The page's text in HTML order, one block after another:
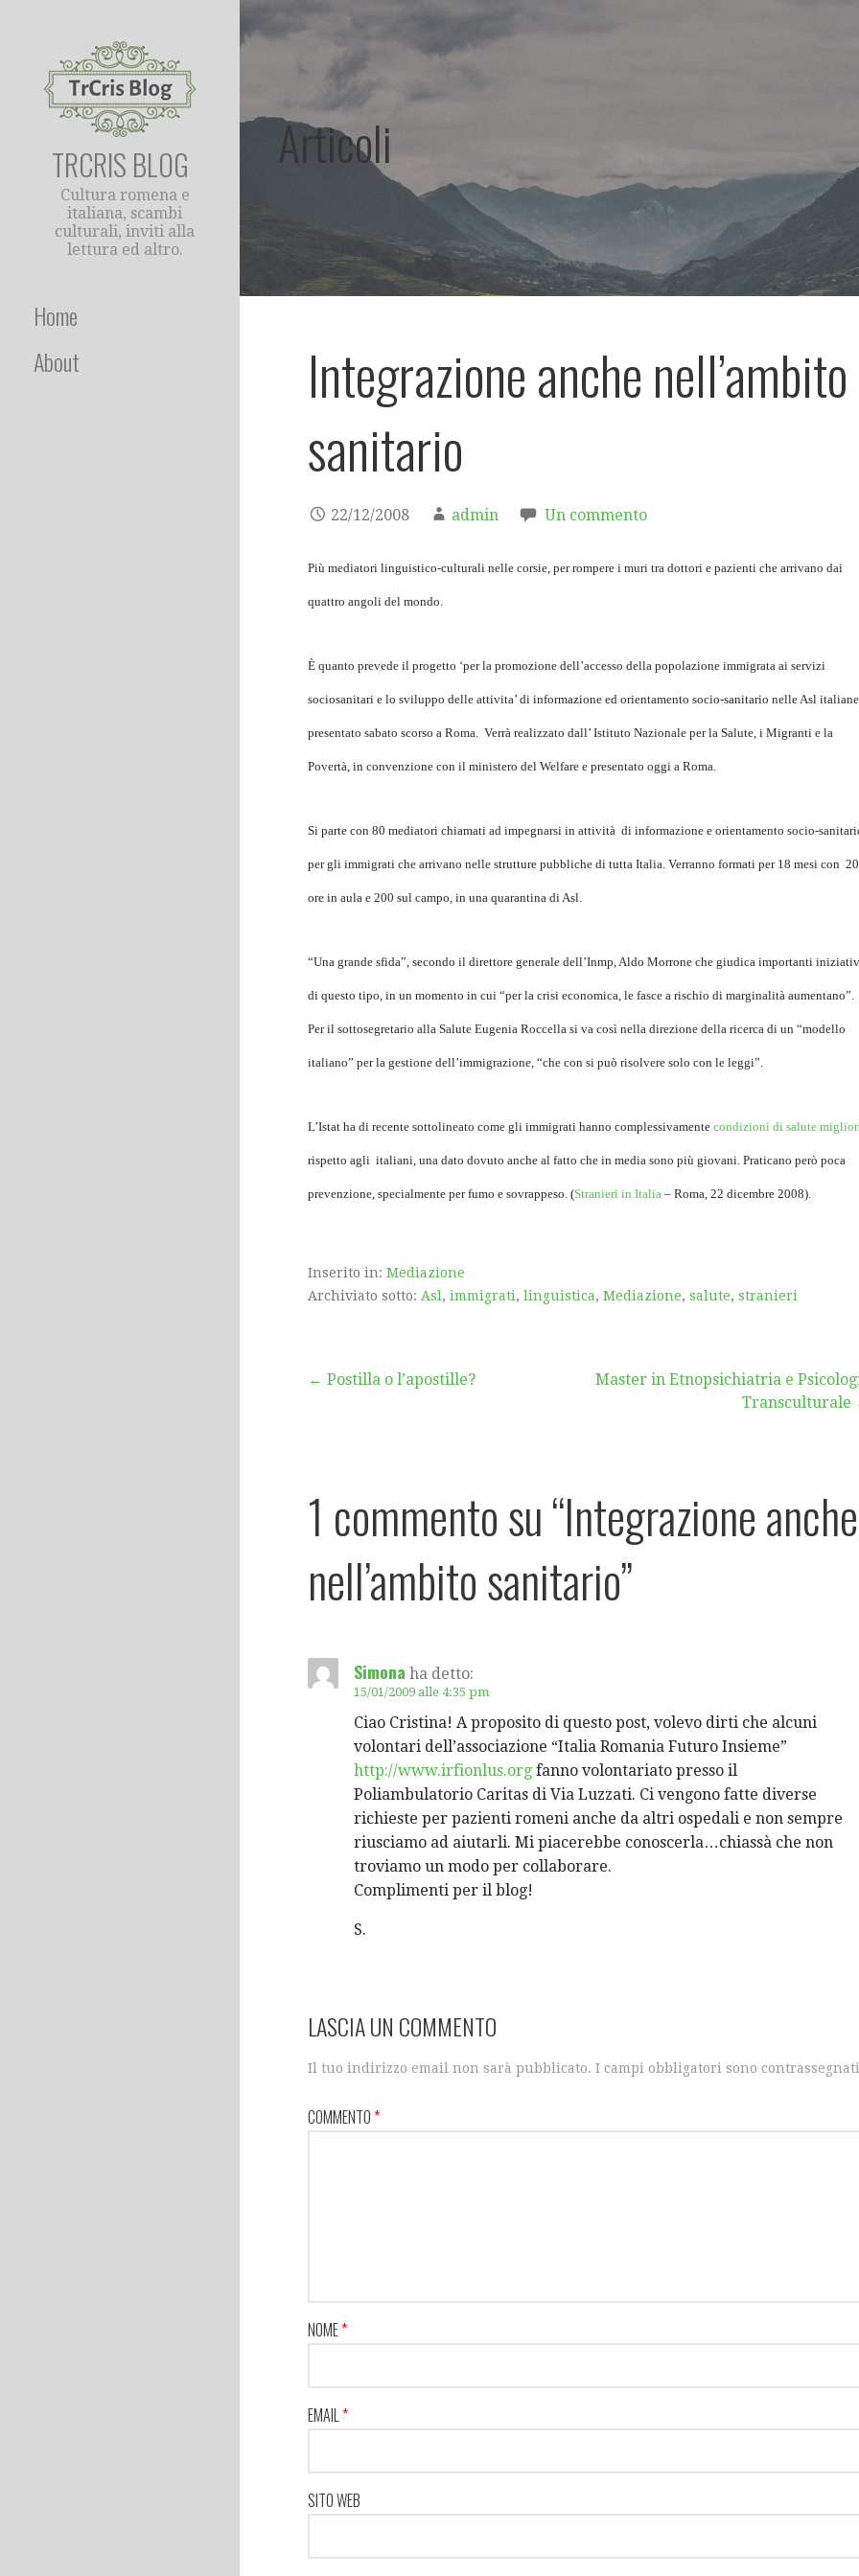
al
TRCRIS BLOG
Cultura romena e
italiana, scambi
culturali, inviti alla
lettura ed altro.
Home
About
Articoli
Integrazione anche nell’ambito
sanitario
22/12/2008 admin Un commento
Più mediatori linguistico-culturali nelle corsie, per rompere i muri tra dottori e pazienti che arrivano dai
quattro angoli del mondo.
È quanto prevede il progetto ‘per la promozione dell’accesso della popolazione immigrata ai servizi
sociosanitari e lo sviluppo delle attivita’ di informazione ed orientamento socio-sanitario nelle Asl
presentato sabato scorso a Roma. Verrà realizzato dall’ Istituto Nazionale per la Salute, i Migranti e la
Povertà, in convenzione con il ministero del Welfare e presentato oggi a Roma.
Si parte con 80 mediatori chiamati ad impegnarsi in attività di informazione e orientamento socio-
per gli immigrati che arrivano nelle strutture pubbliche di tutta Italia. Verranno formati per 18 mesi con
ore in aula e 200 sul campo, in una quarantina di Asl.
“Una grande sfida”, secondo il direttore generale dell’Inmp, Aldo Morrone che giudica importanti
di questo tipo, in un momento in cui “per la crisi economica, le fasce a rischio di marginalità aumentano”.
Per il sottosegretario alla Salute Eugenia Roccella si va così nella direzione della ricerca di un “modello
italiano” per la gestione dell’immigrazione, “che con si può risolvere solo con le leggi”.
L’Istat ha di recente sottolineato come gli immigrati hanno complessivamente condizioni di salute
rispetto agli italiani, una dato dovuto anche al fatto che in media sono più giovani. Praticano però poca
prevenzione, specialmente per fumo e sovrappeso. (Stranieri in Italia – Roma, 22 dicembre 2008).
Inserito in: Mediazione
Archiviato sotto: Asl , immigrati, linguistica, Mediazione, salute, stranieri
Navigazione
← Postilla o l’apostille?
Master in Etnopsichiatria e
Transculturale
1 commento su“Integrazione anche
nell’ambito sanitario”
Simona ha detto:
15/01/2009 alle 4:35 pm
Ciao Cristina! A proposito di questo post, volevo dirti che alcuni
volontari dell’associazione “Italia Romania Futuro Insieme”
http://www.irfionlus.org fanno volontariato presso il
Poliambulatorio Caritas di Via Luzzati. Ci vengono fatte diverse
richieste per pazienti romeni anche da altri ospedali e non sempre
riusciamo ad aiutarli. Mi piacerebbe conoscerla…chiassà che non
troviamo un modo per collaborare.
Complimenti per il blog!
S.
LASCIA UN COMMENTO
Il tuo indirizzo email non sarà pubblicato. I campi obbligatori sono contrassegnati
COMMENTO*
NOME*
EMAIL *
SITO WEB